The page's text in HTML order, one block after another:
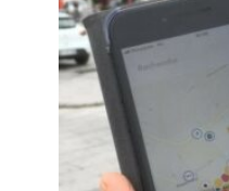
Picto Access
faveur de
qui référence